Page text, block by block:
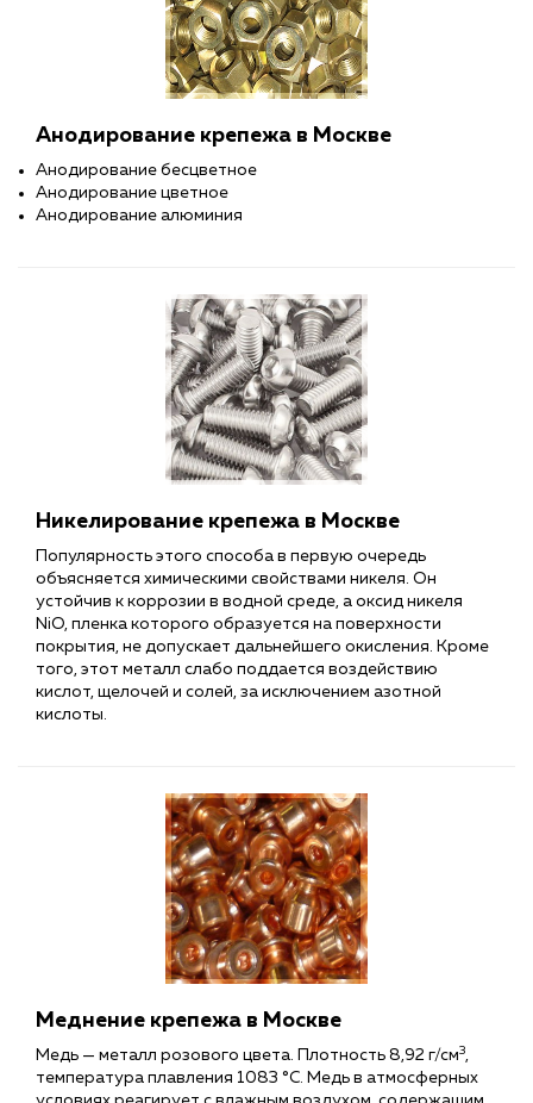
Анодирование крепежа в Москве
Анодирование бесцветное
Анодирование цветное
Анодирование алюминия
Никелирование крепежа в Москве
Популярность этого способа в первую очередь
объясняется химическими свойствами никеля. Он
устойчив к коррозии в водной среде, а оксид никеля
NiO, пленка которого образуется на поверхности
покрытия, не допускает дальнейшего окисления. Кроме
того, этот металл слабо поддается воздействию
кислот, щелочей и солей, за исключением азотной
кислоты.
Меднение крепежа в Москве
Медь — металл розового цвета. Плотность 8,92 г/см3,
температура плавления 1083 °C. Медь в атмосферных